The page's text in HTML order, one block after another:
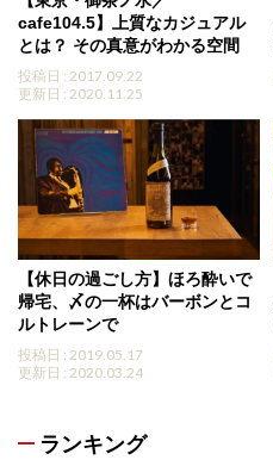
cafe104.5】上質なカジュアル
とは？ その真意がわかる空間
投稿日 : 2017.09.22
更新日 : 2020.11.25
【休日の過ごし方】ほろ酔いで
帰宅、〆の一杯はバーボンとコ
ルトレーンで
投稿日 : 2019.05.17
更新日 : 2020.03.24
ランキング